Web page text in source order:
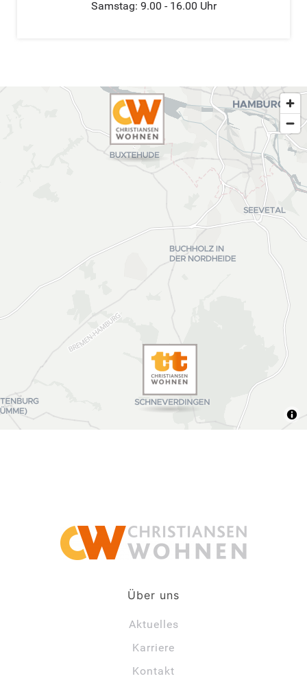
Samstag: 9.00 - 16.00 Uhr
Über uns
Aktuelles
Karriere
Kontakt